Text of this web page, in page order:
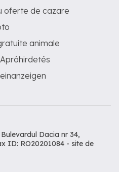
oferte de cazare
animale
Dacia nr 34,
ID: RO20201084 - site de